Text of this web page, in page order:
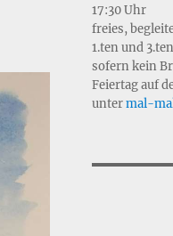
17:30 Uhr
freies,
1.ten und
sofern kein
Feiertag auf
untermal-